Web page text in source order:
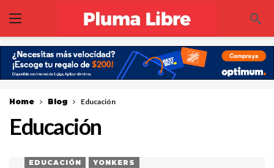
Home Blog Educación
Educación
EDUCACIÓN YONKERS